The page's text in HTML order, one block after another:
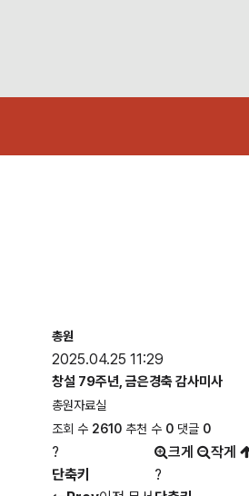
총원
2025.04.25 11:29
창설 79주년, 금은경축 감사미사
총원자료실
조회 수 2610 추천 수 0 댓글 0
?
단축키
크게 작게
?